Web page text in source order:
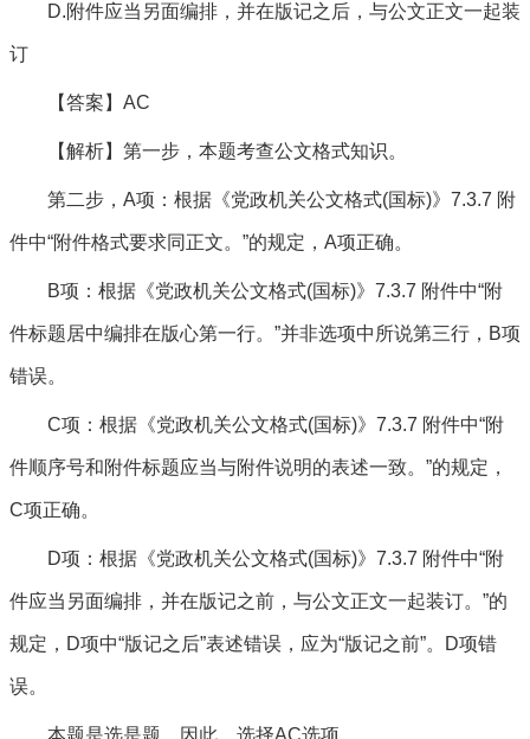
D.附件应当另面编排，并在版记之后，与公文正文一起装
订
【答案】AC
【解析】第一步，本题考查公文格式知识。
第二步，A项：根据《党政机关公文格式(国标)》7.3.7 附
件中“附件格式要求同正文。”的规定，A项正确。
B项：根据《党政机关公文格式(国标)》7.3.7 附件中“附
件标题居中编排在版心第一行。”并非选项中所说第三行，B项
错误。
C项：根据《党政机关公文格式(国标)》7.3.7 附件中“附
件顺序号和附件标题应当与附件说明的表述一致。”的规定，
C项正确。
D项：根据《党政机关公文格式(国标)》7.3.7 附件中“附
件应当另面编排，并在版记之前，与公文正文一起装订。”的
规定，D项中“版记之后”表述错误，应为“版记之前”。D项错
误。
本题是选是题，因此，选择AC选项。